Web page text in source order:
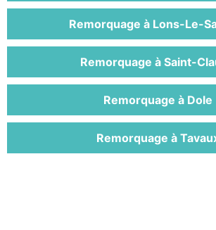
Remorquage à Lons-Le-
Remorquage à Saint-
Remorquage à Dole
Remorquage à